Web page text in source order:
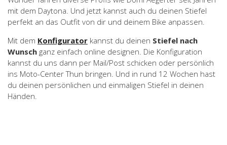
mit dem Daytona. Und jetzt kannst auch du deinen Stiefel
perfekt an das Outfit von dir und deinem Bike anpassen.
Mit dem Konfigurator kannst du deinen Stiefel nach
Wunsch ganz einfach online designen. Die Konfiguration
kannst du uns dann per Mail/Post schicken oder persönlich
ins Moto-Center Thun bringen. Und in rund 12 Wochen hast
du deinen persönlichen und einmaligen Stiefel in deinen
Händen.